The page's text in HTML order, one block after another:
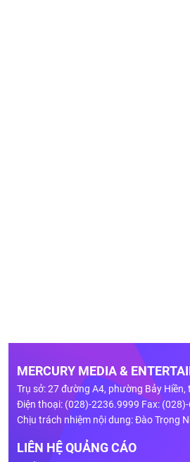
MERCURY MEDIA &
Trụ sở: 27 đường A4, phường Bảy
Điện thoại: (028)-2236.9999 Fax:
Chịu trách nhiệm nội dung: Đào Trọng
LIÊN HỆ QUẢNG CÁO